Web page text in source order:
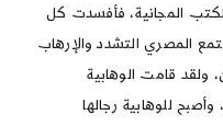
المجانية، فأفسدت كل
المصري التشدد والإرهاب
ولقد قامت الوهابية
للوهابية رجالها